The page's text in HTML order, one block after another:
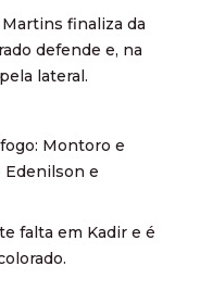
finaliza da
defende e, na
lateral.
Montoro e
Edenilson e
falta em Kadir e é